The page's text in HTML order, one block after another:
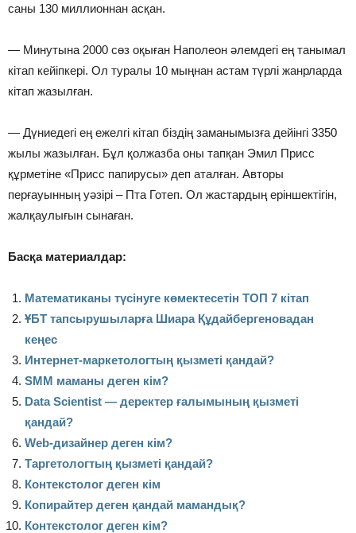
саны 130 миллионнан асқан.
— Минутына 2000 сөз оқыған Наполеон әлемдегі ең танымал
кітап кейіпкері. Ол туралы 10 мыңнан астам түрлі жанрларда
кітап жазылған.
— Дүниедегі ең ежелгі кітап біздің заманымызға дейінгі 3350
жылы жазылған. Бұл қолжазба оны тапқан Эмил Присс
құрметіне «Присс папирусы» деп аталған. Авторы
перғауынның уәзірі – Пта Готеп. Ол жастардың еріншектігін,
жалқаулығын сынаған.
Басқа материалдар:
Математиканы түсінуге көмектесетін ТОП 7 кітап
ҰБТ тапсырушыларға Шиара Құдайбергеновадан
кеңес
Интернет-маркетологтың қызметі қандай?
SMM маманы деген кім?
Data Scientist — деректер ғалымының қызметі
қандай?
Web-дизайнер деген кім?
Таргетологтың қызметі қандай?
Контекстолог деген кім
Копирайтер деген қандай мамандық?
Контекстолог деген кім?